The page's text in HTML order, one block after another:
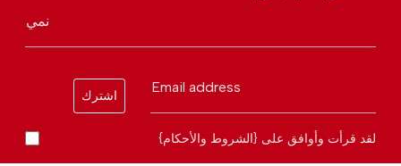
نمي
Email address
اشترك
لقد قرأت وأوافق على {الشروط والأحكام}